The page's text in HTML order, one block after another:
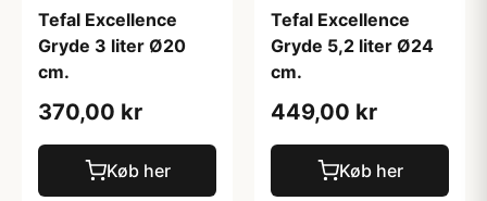
Tefal Excellence
Gryde 3 liter Ø20
cm.
370,00 kr
Køb her
Tefal Excellence
Gryde 5,2 liter Ø24
cm.
449,00 kr
Køb her